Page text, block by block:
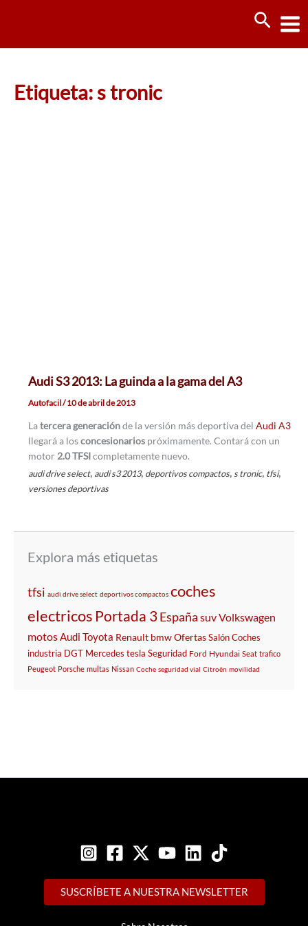
Etiqueta: s tronic
Audi S3 2013: La guinda a la gama del A3
Autofacil/10 de abril de 2013
Latercera generaciónde la versión más deportiva del Audi A3
llegará a losconcesionarios próximamente. Contará con un
motor 2.0 TFSIcompletamente nuevo.
audi drive select, audi s3 2013, deportivos compactos, s tronic, tfsi,
versiones deportivas
Explora más etiquetas
tfsi audi drive select deportivos compactos coches
electricos Portada 3España suvVolkswagen
motosAudi Toyota Renault bmwOfertasSalónCoches
industria DGT Mercedes tesla Seguridad Ford Hyundai Seat trafico
Peugeot Porsche multas Nissan Coche seguridad vial Citroën movilidad
SUSCRÍBETE A NUESTRA NEWSLETTER